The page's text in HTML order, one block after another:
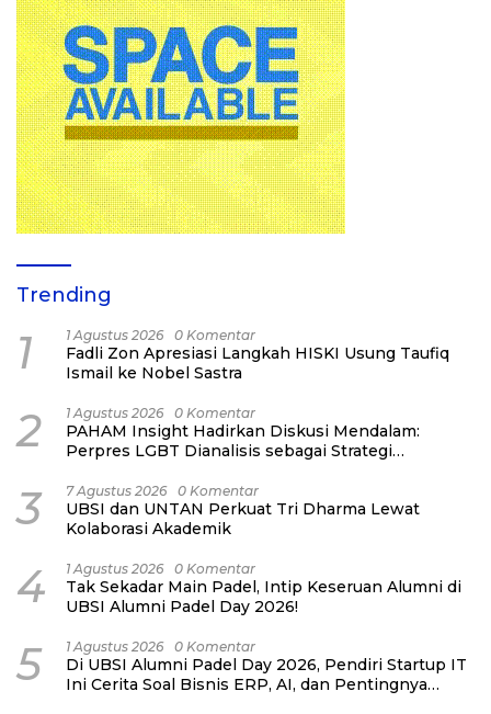
Trending
1 1 Agustus 2026 0 Komentar
Fadli Zon Apresiasi Langkah HISKI Usung Taufiq
Ismail ke Nobel Sastra
2 1 Agustus 2026 0 Komentar
PAHAM Insight Hadirkan Diskusi Mendalam:
Perpres LGBT Dianalisis sebagai Strategi
3 7 Agustus 2026 0 Komentar
UBSI dan UNTAN Perkuat Tri Dharma Lewat
Kolaborasi Akademik
4 1 Agustus 2026 0 Komentar
Tak Sekadar Main Padel, Intip Keseruan Alumni di
UBSI Alumni Padel Day 2026!
5 1 Agustus 2026 0 Komentar
Di UBSI Alumni Padel Day 2026, Pendiri Startup IT
Ini Cerita Soal Bisnis ERP, AI, dan Pentingnya